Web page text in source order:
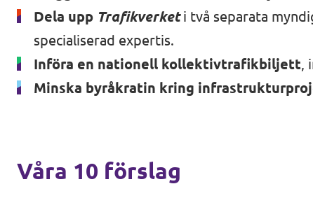
Dela upp Trafikverketi två separata
specialiserad expertis.
Införa en nationell kollektivtrafikbiljett,
Minska byråkratin kring
Våra 10 förslag